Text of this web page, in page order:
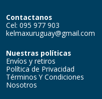
Contactanos
Cel: 095 977 903
kelmaxuruguay@gmail.com
Nuestras políticas
Envíos y retiros
Política de Privacidad
Términos Y Condiciones
Nosotros